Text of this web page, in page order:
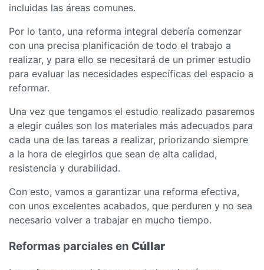
incluidas las áreas comunes.
Por lo tanto, una reforma integral debería comenzar
con una precisa planificación de todo el trabajo a
realizar, y para ello se necesitará de un primer estudio
para evaluar las necesidades específicas del espacio a
reformar.
Una vez que tengamos el estudio realizado pasaremos
a elegir cuáles son los materiales más adecuados para
cada una de las tareas a realizar, priorizando siempre
a la hora de elegirlos que sean de alta calidad,
resistencia y durabilidad.
Con esto, vamos a garantizar una reforma efectiva,
con unos excelentes acabados, que perduren y no sea
necesario volver a trabajar en mucho tiempo.
Reformas parciales en Cúllar